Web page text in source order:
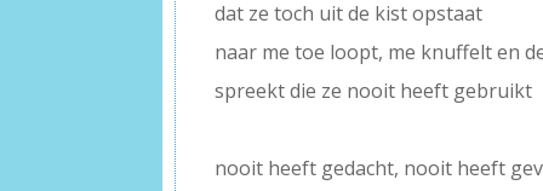
dat ze toch uit de kist opstaat
naar me toe loopt, me knuffelt en
spreekt die ze nooit heeft gebruikt
nooit heeft gedacht, nooit heeft